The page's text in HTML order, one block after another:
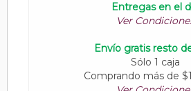
Entregas en el
Ver
Envío gratis resto
Sólo 1 caja
Comprando más de